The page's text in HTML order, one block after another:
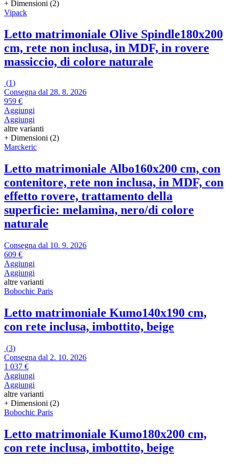
+ Dimensioni (2)
Vipack
Letto matrimoniale Olive Spindle180x200
cm, rete non inclusa, in MDF, in rovere
massiccio, di colore naturale
(1)
Consegna dal 28. 8. 2026
959 €
Aggiungi
Aggiungi
altre varianti
+ Dimensioni (2)
Marckeric
Letto matrimoniale Albo160x200 cm, con
contenitore, rete non inclusa, in MDF, con
effetto rovere, trattamento della
superficie: melamina, nero/di colore
naturale
Consegna dal 10. 9. 2026
609 €
Aggiungi
Aggiungi
altre varianti
Bobochic Paris
Letto matrimoniale Kumo140x190 cm,
con rete inclusa, imbottito, beige
(3)
Consegna dal 2. 10. 2026
1 037 €
Aggiungi
Aggiungi
altre varianti
+ Dimensioni (2)
Bobochic Paris
Letto matrimoniale Kumo180x200 cm,
con rete inclusa, imbottito, beige